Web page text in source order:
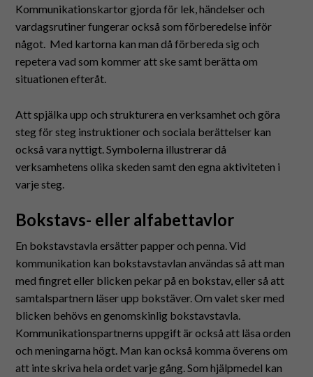
Kommunikationskartor gjorda för lek, händelser och
vardagsrutiner fungerar också som förberedelse inför
något. Med kartorna kan man då förbereda sig och
repetera vad som kommer att ske samt berätta om
situationen efteråt.
Att spjälka upp och strukturera en verksamhet och göra
steg för steg instruktioner och sociala berättelser kan
också vara nyttigt. Symbolerna illustrerar då
verksamhetens olika skeden samt den egna aktiviteten i
varje steg.
Bokstavs- eller alfabettavlor
En bokstavstavla ersätter papper och penna. Vid
kommunikation kan bokstavstavlan användas så att man
med fingret eller blicken pekar på en bokstav, eller så att
samtalspartnern läser upp bokstäver. Om valet sker med
blicken behövs en genomskinlig bokstavstavla.
Kommunikationspartnerns uppgift är också att läsa orden
och meningarna högt. Man kan också komma överens om
att inte skriva hela ordet varje gång. Som hjälpmedel kan